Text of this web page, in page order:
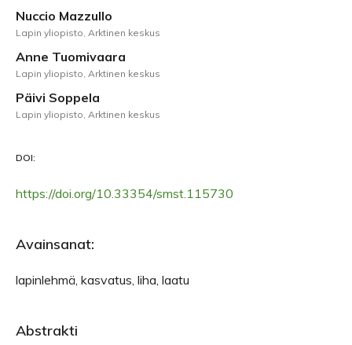
Nuccio Mazzullo
Lapin yliopisto, Arktinen keskus
Anne Tuomivaara
Lapin yliopisto, Arktinen keskus
Päivi Soppela
Lapin yliopisto, Arktinen keskus
DOI:
https://doi.org/10.33354/smst.115730
Avainsanat:
lapinlehmä, kasvatus, liha, laatu
Abstrakti